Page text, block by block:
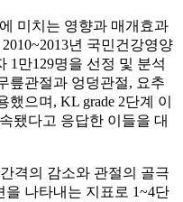
미치는 영향과 매개효과
년 국민건강영양
1만129명을 선정 및 분석
릎관절과 엉덩관절, 요추
으며, KL grade 2단계 이
됐다고 응답한 이들을 대
격의 감소와 관절의 골극
나타내는 지표로 1~4단